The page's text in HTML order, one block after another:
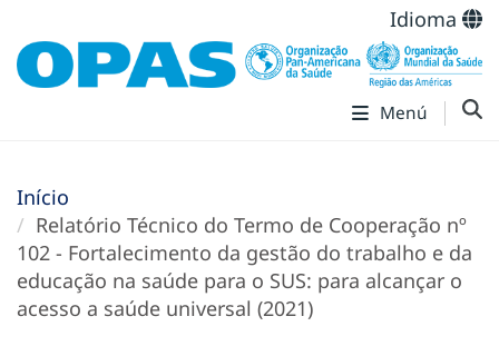
Idioma
Menú
Início
Relatório Técnico do Termo de Cooperação nº
102 - Fortalecimento da gestão do trabalho e da
educação na saúde para o SUS: para alcançar o
acesso a saúde universal (2021)